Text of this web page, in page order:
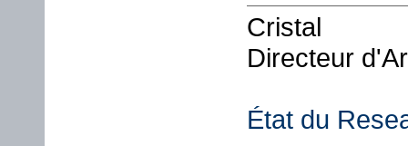
Cristal
Directeur
État du